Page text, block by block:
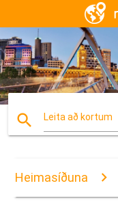
search Leita að kortum
Heimasíðuna